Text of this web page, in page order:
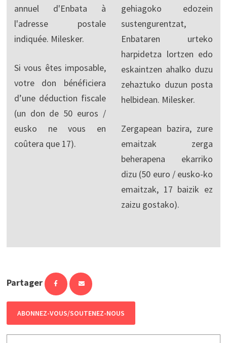
annuel d'Enbata à
l'adresse postale
indiquée. Milesker.
Si vous êtes imposable,
votre don bénéficiera
d’une déduction fiscale
(un don de 50 euros /
eusko ne vous en
coûtera que 17).
gehiagoko edozein
sustengurentzat,
Enbataren urteko
harpidetza lortzen edo
eskaintzen ahalko duzu
zehaztuko duzun posta
helbidean. Milesker.
Zergapean bazira, zure
emaitzak zerga
beherapena ekarriko
dizu (50 euro / eusko-ko
emaitzak, 17 baizik ez
zaizu gostako).
Partager
ABONNEZ-VOUS/SOUTENEZ-NOUS